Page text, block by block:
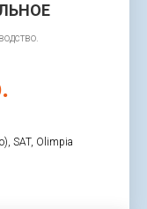
SAT, Olimpia